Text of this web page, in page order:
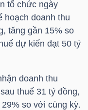
tổ chức ngày
hoạch doanh thu
tăng gần 15% so
dự kiến đạt 50 tỷ
doanh thu
thuế 31 tỷ đồng,
so với cùng kỳ.